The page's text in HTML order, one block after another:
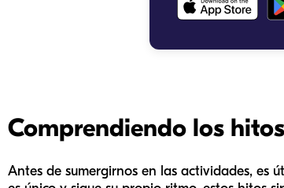
Comprendiendo los
Antes de sumergirnos en las actividades, es